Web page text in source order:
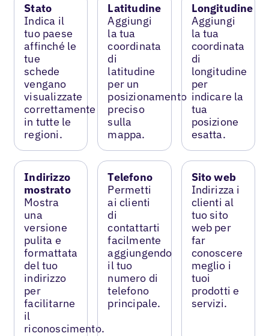
Stato
Indica il
tuo paese
affinché le
tue
schede
vengano
visualizzate
correttamente
in tutte le
regioni.
Latitudine
Aggiungi
la tua
coordinata
di
latitudine
per un
posizionamento
preciso
sulla
mappa.
Longitudine
Aggiungi
la tua
coordinata
di
longitudine
per
indicare la
tua
posizione
esatta.
Indirizzo
mostrato
Mostra
una
versione
pulita e
formattata
del tuo
indirizzo
per
facilitarne
il
riconoscimento.
Telefono
Permetti
ai clienti
di
contattarti
facilmente
aggiungendo
il tuo
numero di
telefono
principale.
Sito web
Indirizza i
clienti al
tuo sito
web per
far
conoscere
meglio i
tuoi
prodotti e
servizi.